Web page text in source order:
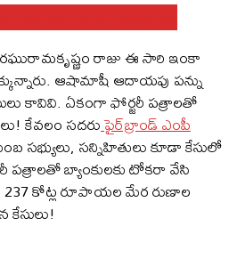
రాజు ఈ సారి ఇంకా
ఆషామాషీ ఆదాయపు పన్ను
కావివి. ఏకంగా ఫోర్జరీ పత్రాలతో
కేవలం సదరుఫైర్‌బ్రాండ్ ఎంపీ
సభ్యులు, సన్నిహితులు కూడా కేసులో
పత్రాలతో బ్యాంకులకు టోకరా వేసి
237 కోట్ల రూపాయల మేర రుణాల